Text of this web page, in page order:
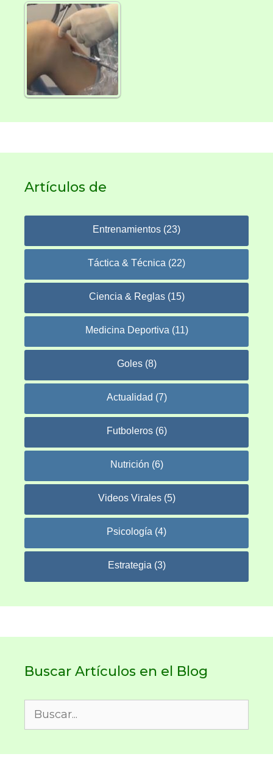
Artículos de
Entrenamientos (23)
Táctica & Técnica (22)
Ciencia & Reglas (15)
Medicina Deportiva (11)
Goles (8)
Actualidad (7)
Futboleros (6)
Nutrición (6)
Videos Virales (5)
Psicología (4)
Estrategia (3)
Buscar Artículos en el Blog
Buscar: